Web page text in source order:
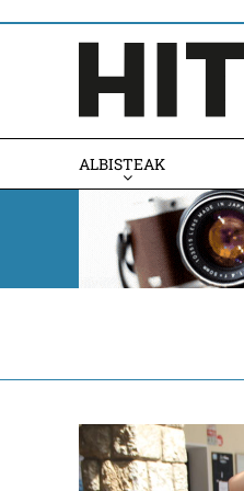
ALBISTEAK